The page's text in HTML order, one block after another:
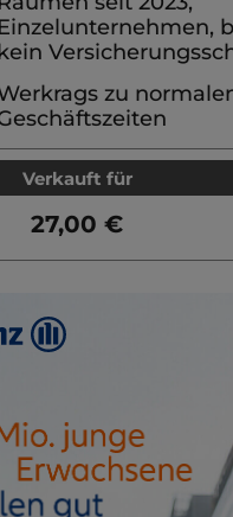
Einzelunternehmen,
zu
Verkauft für
27,00 €